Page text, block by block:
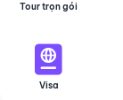
Tour trọn gói
Visa